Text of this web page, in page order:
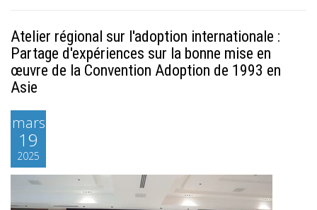
Atelier régional sur l'adoption internationale :
Partage d'expériences sur la bonne mise en
œuvre de la Convention Adoption de 1993 en
Asie
mars
19
2025